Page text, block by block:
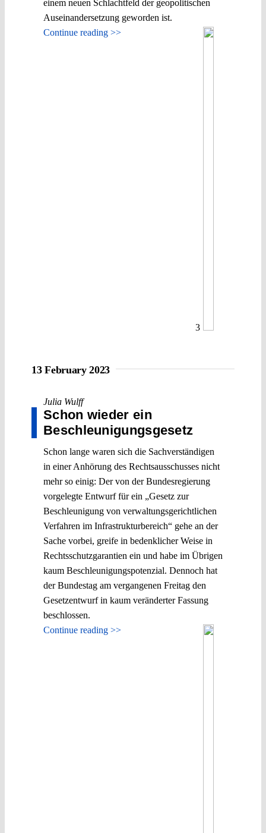
einem neuen Schlachtfeld der geopolitischen
Auseinandersetzung geworden ist.
Continue reading >>
3
13 February 2023
Julia Wulff
Schon wieder ein
Beschleunigungsgesetz
Schon lange waren sich die Sachverständigen
in einer Anhörung des Rechtsausschusses nicht
mehr so einig: Der von der Bundesregierung
vorgelegte Entwurf für ein „Gesetz zur
Beschleunigung von verwaltungsgerichtlichen
Verfahren im Infrastrukturbereich“ gehe an der
Sache vorbei, greife in bedenklicher Weise in
Rechtsschutzgarantien ein und habe im Übrigen
kaum Beschleunigungspotenzial. Dennoch hat
der Bundestag am vergangenen Freitag den
Gesetzentwurf in kaum veränderter Fassung
beschlossen.
Continue reading >>